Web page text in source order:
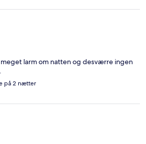
larm om natten og desværre ingen
på 2 nætter